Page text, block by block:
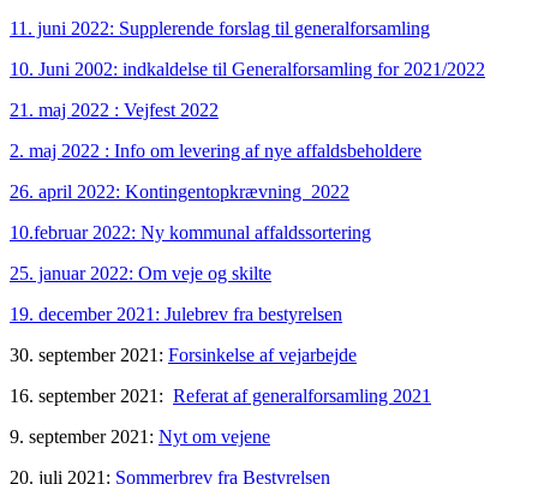
11. juni 2022: Supplerende forslag til generalforsamling
10. Juni 2002: indkaldelse til Generalforsamling for 2021/2022
21. maj 2022 : Vejfest 2022
2. maj 2022 : Info om levering af nye affaldsbeholdere
26. april 2022: Kontingentopkrævning 2022
10.februar 2022: Ny kommunal affaldssortering
25. januar 2022: Om veje og skilte
19. december 2021: Julebrev fra bestyrelsen
30. september 2021: Forsinkelse af vejarbejde
16. september 2021: Referat af generalforsamling 2021
9. september 2021: Nyt om vejene
20. juli 2021: Sommerbrev fra Bestyrelsen